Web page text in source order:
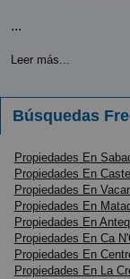
...
Leer más...
Búsquedas
Propiedades En
Propiedades En
Propiedades En
Propiedades En
Propiedades En
Propiedades En Ca
Propiedades En
Propiedades En La